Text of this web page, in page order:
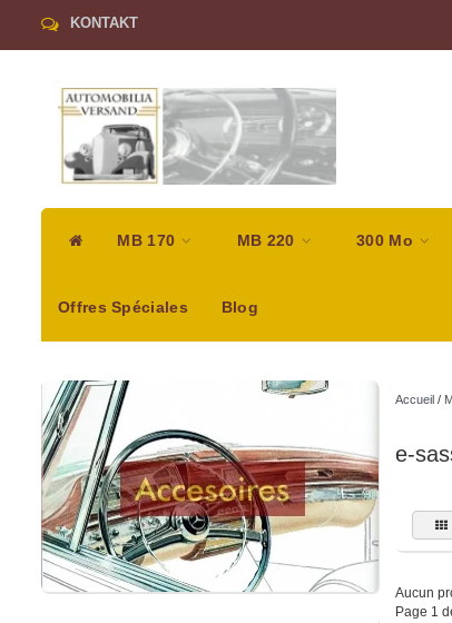
KONTAKT
MB 170 MB 220 300 Mo
Offres Spéciales Blog
Accueil/
e-
Aucun
Page 1